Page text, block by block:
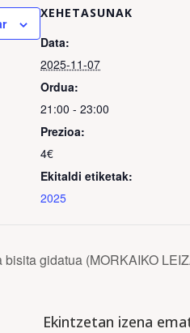
XEHETASUNAK
Data:
2025-11-07
Ordua:
21:00 - 23:00
Prezioa:
4€
Ekitaldi etiketak:
2025
bisita gidatua (MORKAIKO
Ekintzetan izena